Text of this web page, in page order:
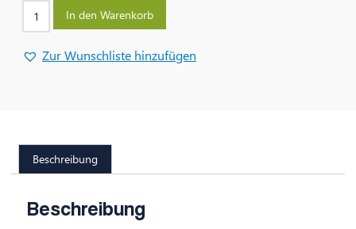
In den Warenkorb
Zur Wunschliste hinzufügen
Beschreibung
Beschreibung